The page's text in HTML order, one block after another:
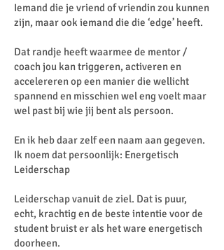
Iemand die je vriend of vriendin zou kunnen
zijn, maar ook iemand die die ‘edge’ heeft.
Dat randje heeft waarmee de mentor /
coach jou kan triggeren, activeren en
accelereren op een manier die wellicht
spannend en misschien wel eng voelt maar
wel past bij wie jij bent als persoon.
En ik heb daar zelf een naam aan gegeven.
Ik noem dat persoonlijk: Energetisch
Leiderschap
Leiderschap vanuit de ziel. Dat is puur,
echt, krachtig en de beste intentie voor de
student bruist er als het ware energetisch
doorheen.